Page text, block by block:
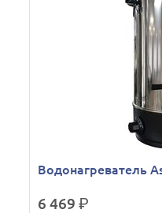
Водонагреватель
6 469р.